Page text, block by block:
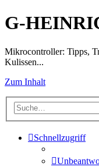
G-
Mikrocontroller: Tipps,
Kulissen...
Zum Inhalt
Schnellzugriff